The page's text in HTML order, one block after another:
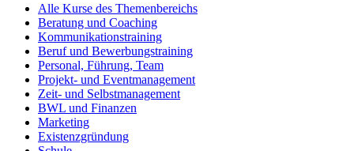
Alle Kurse des Themenbereichs
Beratung und Coaching
Kommunikationstraining
Beruf und Bewerbungstraining
Personal, Führung, Team
Projekt- und Eventmanagement
Zeit- und Selbstmanagement
BWL und Finanzen
Marketing
Existenzgründung